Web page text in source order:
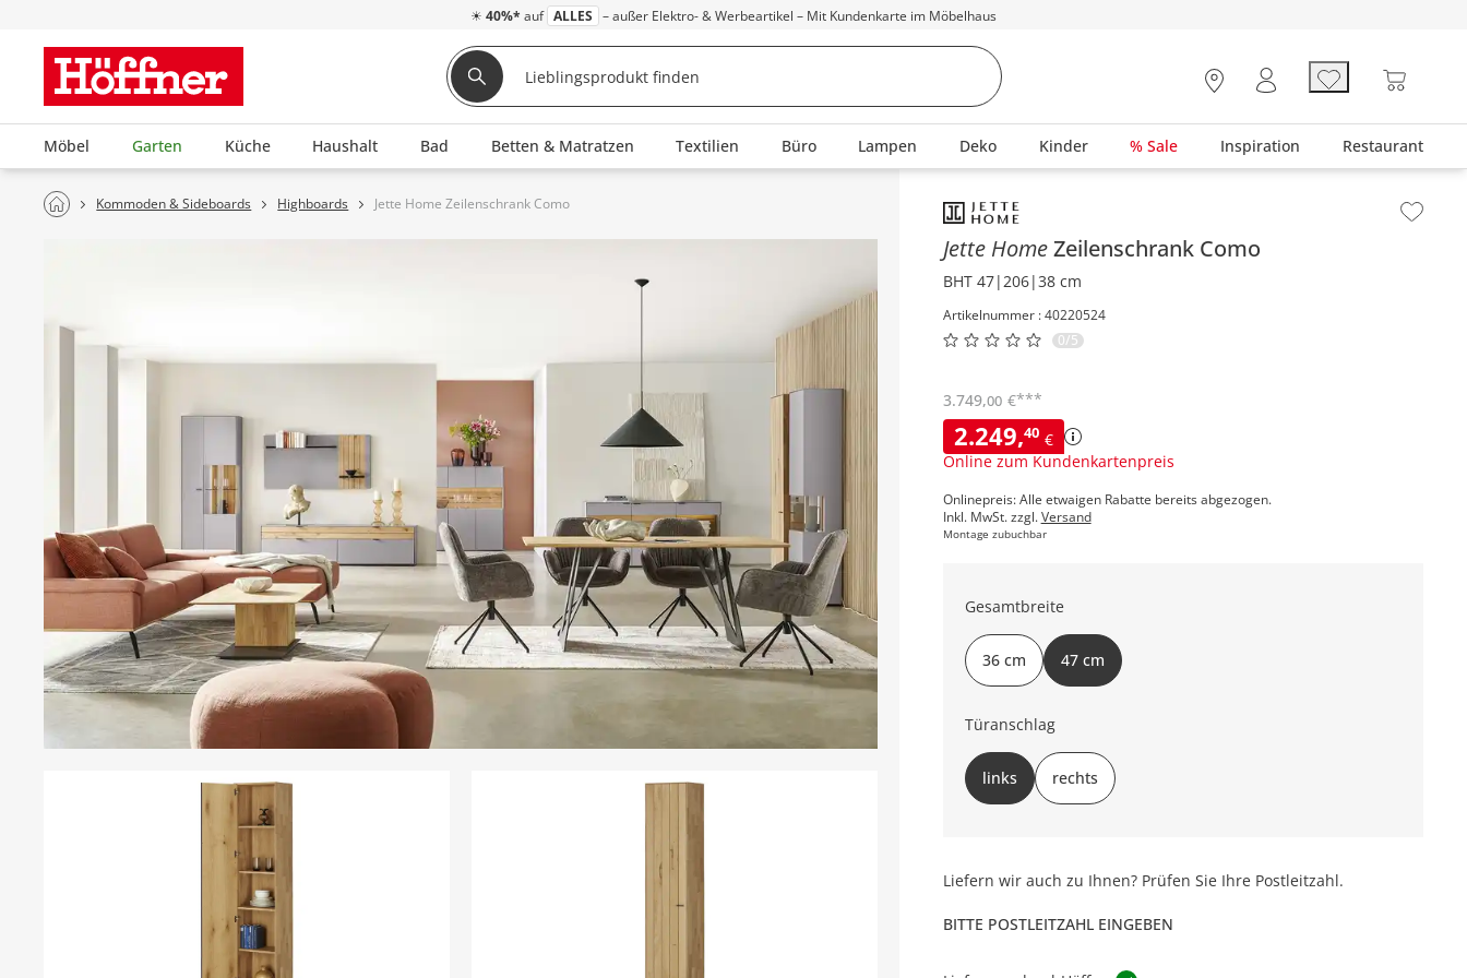
☀ 40%* auf ALLES – außer Elektro- & Werbeartikel – Mit Kundenkarte im Möbelhaus
Möbel Garten Küche Haushalt Bad Betten & Matratzen Textilien Büro Lampen Deko Kinder % Sale Inspiration Restaurant
Kommoden & Sideboards Highboards Jette Home Zeilenschrank Como Inhalt der Seitenleiste überspringen - Zum Seitenende
Jette HomeZeilenschrank Como
BHT 47|206|38 cm
Artikelnummer : 40220524
0/5
2.249,40 €
Online zum Kundenkartenpreis
3.749,00 €***
Onlinepreis: Alle etwaigen Rabatte bereits abgezogen.
Inkl. MwSt. zzgl.Versand
Montage zubuchbar
Gesamtbreite
36 cm 47 cm
Türanschlag
links rechts
Liefern wir auch zu Ihnen? Prüfen Sie Ihre Postleitzahl.
BITTE POSTLEITZAHL EINGEBEN